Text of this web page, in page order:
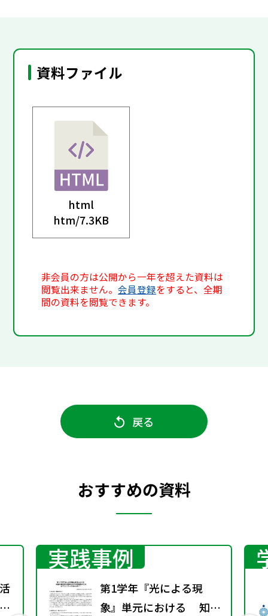
資料ファイル
html
htm/7.3KB
非会員の方は公開から一年を超えた資料は
閲覧出来ません。会員登録をすると、全期
間の資料を閲覧できます。
戻る
おすすめの資料
実践事例
第1学年『光による現
象』単元における 知識